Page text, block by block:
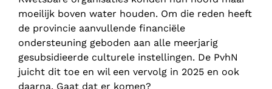
moeilijk boven water houden. Om die reden heeft
de provincie aanvullende financiële
ondersteuning geboden aan alle meerjarig
gesubsidieerde culturele instellingen. De PvhN
juicht dit toe en wil een vervolg in 2025 en ook
daarna. Gaat dat er komen?